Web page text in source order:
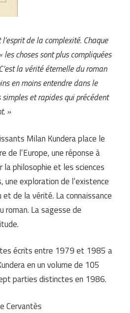
de la complexité. Chaque
choses sont plus compliquées
la vérité éternelle du roman
en moins entendre dans le
et rapides qui précédent
»
Milan Kundera place le
de l’Europe, une réponse à
la philosophie et les sciences
une exploration de l’existence
de la vérité. La connaissance
roman. La sagesse de
écrits entre 1979 et 1985 a
en un volume de 105
parties distinctes en 1986.
Cervantès